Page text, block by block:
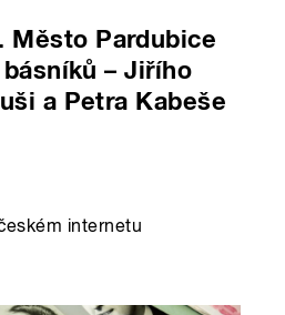
Město Pardubice
– Jiřího
a Petra Kabeše
internetu